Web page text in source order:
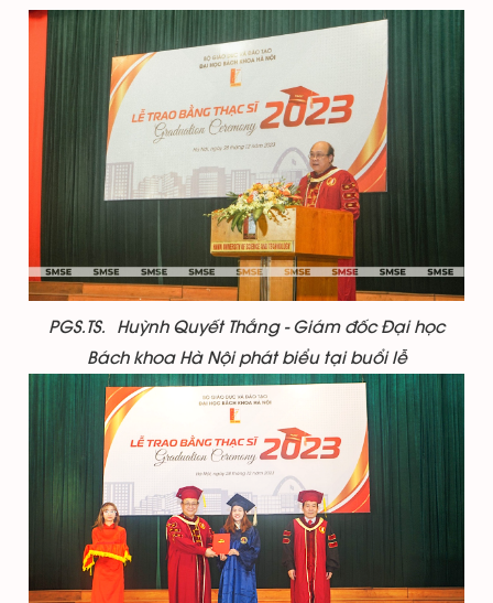
PGS.TS. Huỳnh Quyết Thắng - Giám đốc Đại học
Bách khoa Hà Nội phát biểu tại buổi lễ